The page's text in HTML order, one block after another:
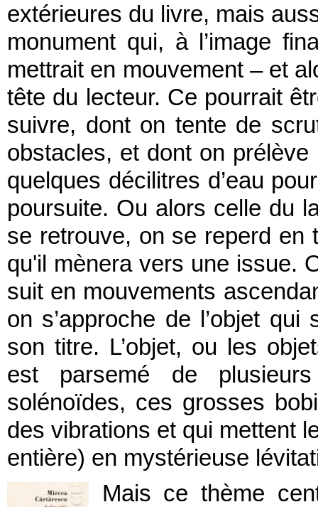
extérieures du livre, mais
monument qui, à l’image
mettrait en mouvement – et
tête du lecteur. Ce pourrait
suivre, dont on tente de
obstacles, et dont on
quelques décilitres d’eau
poursuite. Ou alors celle du
se retrouve, on se reperd en
qu'il mènera vers une issue.
suit en mouvements
on s’approche de l’objet
son titre. L’objet, ou les
est parsemé de
solénoïdes, ces grosses
des vibrations et qui mettent
entière) en mystérieuse
Mais ce thème